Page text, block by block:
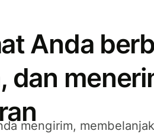
Anda
dan
mengirim,